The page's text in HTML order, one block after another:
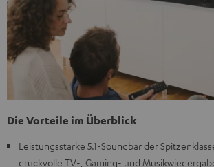
Die Vorteile im Überblick
Leistungsstarke 5.1-Soundbar der
druckvolle TV-, Gaming- und